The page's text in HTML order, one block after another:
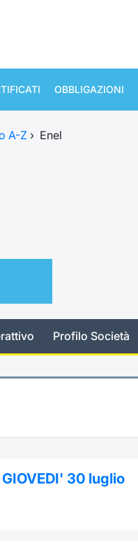
OBBLIGAZIONI
A-Z › Enel
Profilo Società
30 luglio